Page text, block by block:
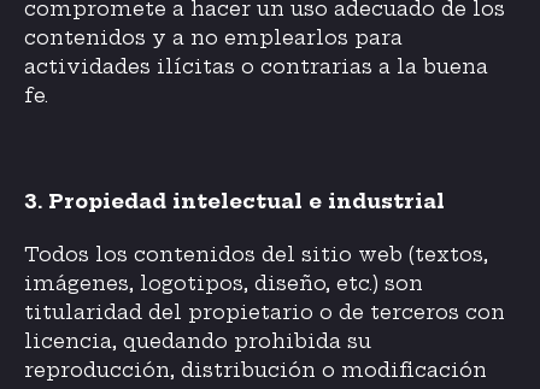
compromete a hacer un uso adecuado de los
contenidos y a no emplearlos para
actividades ilícitas o contrarias a la buena
fe.
3. Propiedad intelectual e industrial
Todos los contenidos del sitio web (textos,
imágenes, logotipos, diseño, etc.) son
titularidad del propietario o de terceros con
licencia, quedando prohibida su
reproducción, distribución o modificación